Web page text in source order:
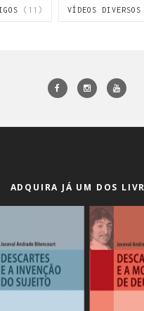
(11) VÍDEOS DIVERSOS
ADQUIRA JÁ UM DOS